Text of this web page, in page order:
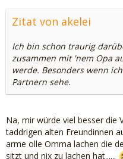
Zitat von akelei
Ich bin schon traurig
zusammen mit 'nem Opa
werde. Besonders wenn
Partnern sehe.
Na, mir würde viel besser die
taddrigen alten Freundinnen
arme olle Omma lachen die
sitzt und nix zu lachen hat......